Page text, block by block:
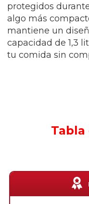
protegidos
algo más
mantiene un
capacidad de 1,3
tu comida sin
Tabla